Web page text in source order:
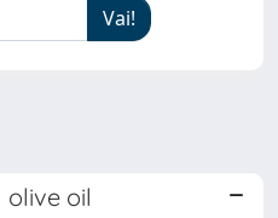
olive oil